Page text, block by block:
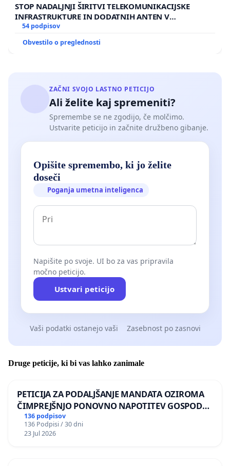
STOP NADALJNJI ŠIRITVI TELEKOMUNIKACIJSKE
INFRASTRUKTURE IN DODATNIH ANTEN V
GRADIŠČAKU
54 podpisov
Obvestilo o preglednosti
ZAČNI SVOJO LASTNO PETICIJO
Ali želite kaj spremeniti?
Spremembe se ne zgodijo, če molčimo.
Ustvarite peticijo in začnite družbeno gibanje.
Opišite spremembo, ki jo želite
doseči
Poganja umetna inteligenca
Napišite po svoje. UI bo za vas pripravila
močno peticijo.
Ustvari peticijo
Vaši podatki ostanejo vaši Zasebnost po zasnovi
Druge peticije, ki bi vas lahko zanimale
PETICIJA ZA PODALJŠANJE MANDATA OZIROMA
ČIMPREJŠNJO PONOVNO NAPOTITEV GOSPODA
BERNARDA ŠRAJNERJA NA VELEPOSLANIŠTVO
REPUBLIKE SLOVENIJE V MOSKVI
136 podpisov
136 Podpisi / 30 dni
23 Jul 2026